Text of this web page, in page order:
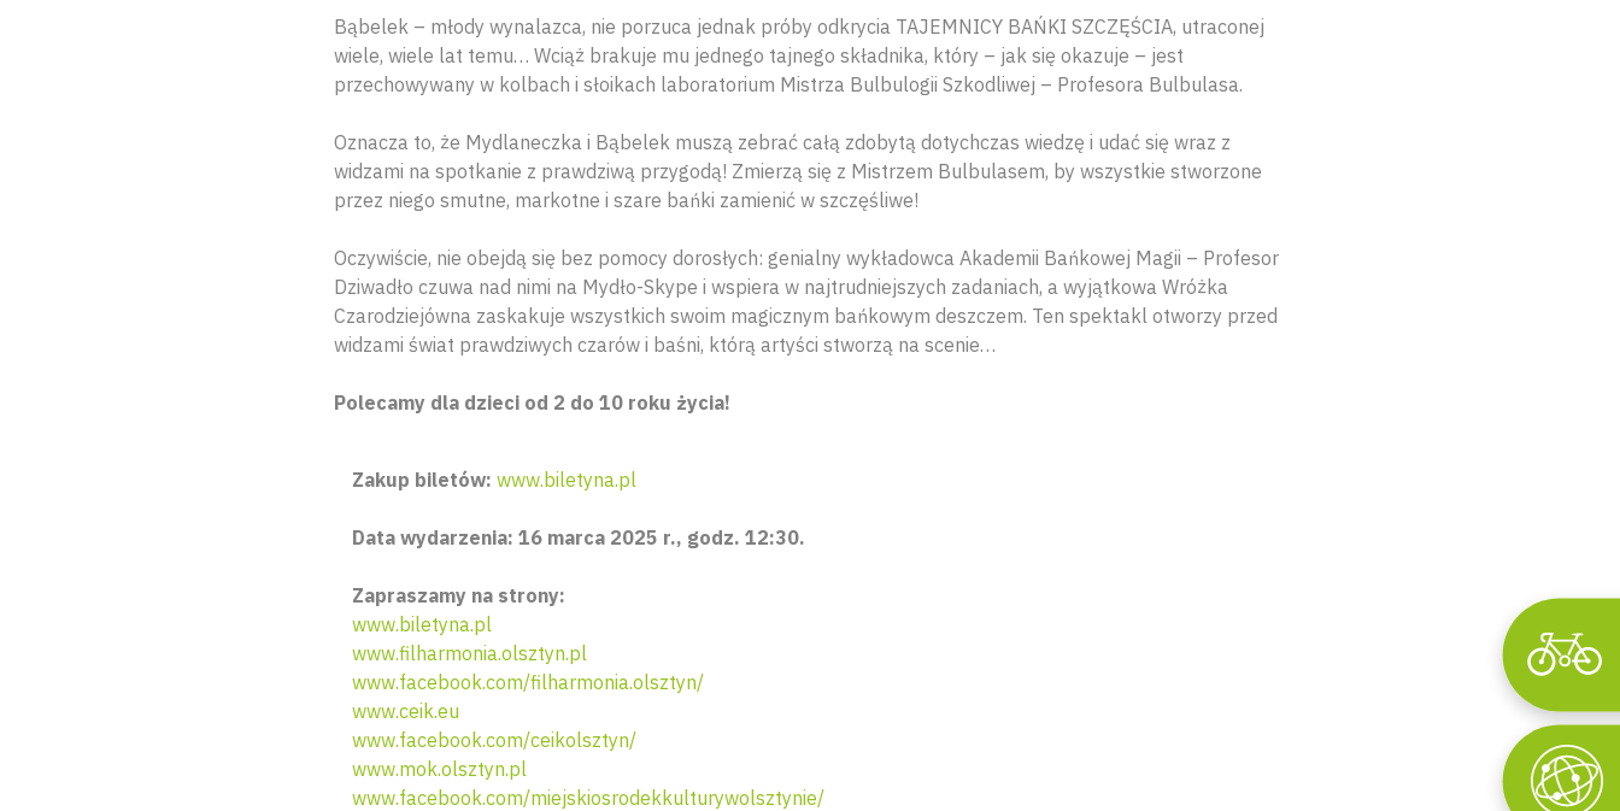
Bąbelek – młody wynalazca, nie porzuca jednak próby odkrycia TAJEMNICY BAŃKI SZCZĘŚCIA, utraconej
wiele, wiele lat temu… Wciąż brakuje mu jednego tajnego składnika, który – jak się okazuje – jest
przechowywany w kolbach i słoikach laboratorium Mistrza Bulbulogii Szkodliwej – Profesora Bulbulasa.
Oznacza to, że Mydlaneczka i Bąbelek muszą zebrać całą zdobytą dotychczas wiedzę i udać się wraz z
widzami na spotkanie z prawdziwą przygodą! Zmierzą się z Mistrzem Bulbulasem, by wszystkie stworzone
przez niego smutne, markotne i szare bańki zamienić w szczęśliwe!
Oczywiście, nie obejdą się bez pomocy dorosłych: genialny wykładowca Akademii Bańkowej Magii – Profesor
Dziwadło czuwa nad nimi na Mydło-Skype i wspiera w najtrudniejszych zadaniach, a wyjątkowa Wróżka
Czarodziejówna zaskakuje wszystkich swoim magicznym bańkowym deszczem. Ten spektakl otworzy przed
widzami świat prawdziwych czarów i baśni, którą artyści stworzą na scenie…
Polecamy dla dzieci od 2 do 10 roku życia!
Zakup biletów: www.biletyna.pl
Data wydarzenia: 16 marca 2025 r., godz. 12:30.
Zapraszamy na strony:
www.biletyna.pl
www.filharmonia.olsztyn.pl
www.facebook.com/filharmonia.olsztyn/
www.ceik.eu
www.facebook.com/ceikolsztyn/
www.mok.olsztyn.pl
www.facebook.com/miejskiosrodekkulturywolsztynie/
Wyszukaj